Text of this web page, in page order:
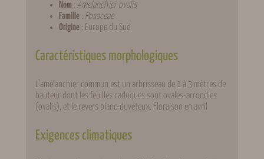
Nom : Amelanchier ovalis
Famille : Rosaceae
Origine : Europe du Sud
Caractéristiques morphologiques
L’amélanchier commun est un arbrisseau de 1 à 3 mètres de
hauteur dont les feuilles caduques sont ovales-arrondies
(ovalis), et le revers blanc-duveteux. Floraison en avril
Exigences climatiques